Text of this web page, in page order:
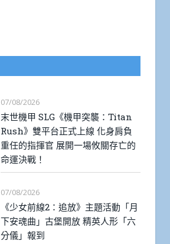
07/08/2026
末世機甲 SLG《機甲突襲：Titan
Rush》雙平台正式上線 化身肩負
重任的指揮官 展開一場攸關存亡的
命運決戰！
07/08/2026
《少女前線2：追放》主題活動「月
下安魂曲」古堡開放 精英人形「六
分儀」報到